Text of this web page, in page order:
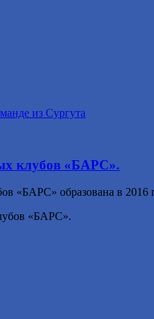
из Сургута
клубов «БАРС».
«БАРС» образована в 2016